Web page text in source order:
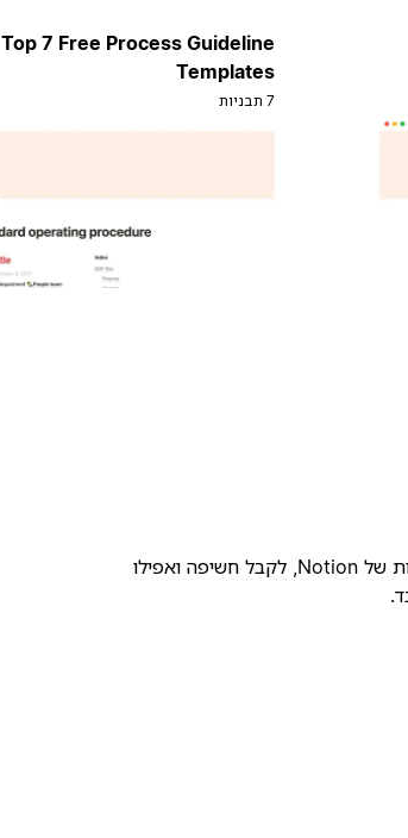
Top 7 Free Process Guideline
Templates
7 תבניות
להעלות את התבנית שלכם לגלריית התבניות של Notion, לקבל חשיפה ואפילו